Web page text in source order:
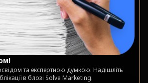
та експертною думкою. Надішліть
в блозі Solve Marketing.